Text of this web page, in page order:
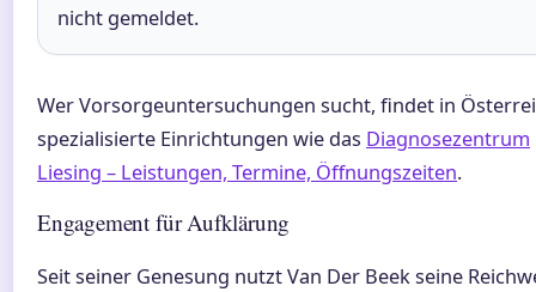
nicht gemeldet.
Wer Vorsorgeuntersuchungen sucht, findet in
spezialisierte Einrichtungen wie das Diagnosezentrum
Liesing – Leistungen, Termine, Öffnungszeiten.
Engagement für Aufklärung
Seit seiner Genesung nutzt Van Der Beek seine